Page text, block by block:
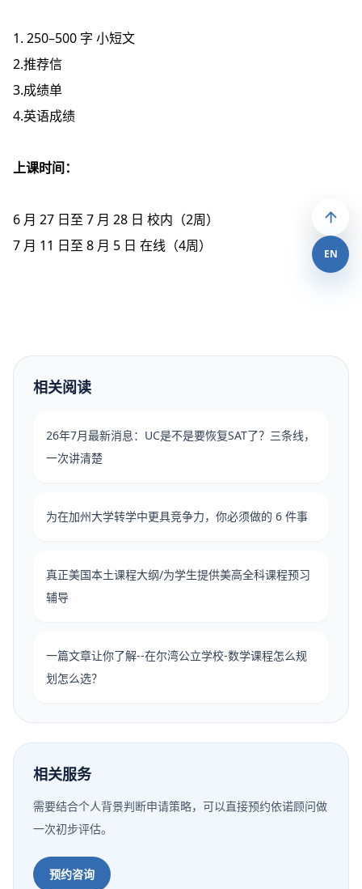
1. 250–500 字 小短文
2.推荐信
3.成绩单
4.英语成绩
上课时间：
6 月 27 日至 7 月 28 日 校内（2周）
7 月 11 日至 8 月 5 日 在线（4周）
相关阅读
26年7月最新消息：UC是不是要恢复SAT了？三条线，
一次讲清楚
为在加州大学转学中更具竞争力，你必须做的 6 件事
真正美国本土课程大纲/为学生提供美高全科课程预习
辅导
一篇文章让你了解--在尔湾公立学校-数学课程怎么规
划怎么选？
相关服务
需要结合个人背景判断申请策略，可以直接预约依诺顾问做
一次初步评估。
预约咨询
EN